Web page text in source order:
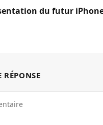
du futur
RÉPONSE